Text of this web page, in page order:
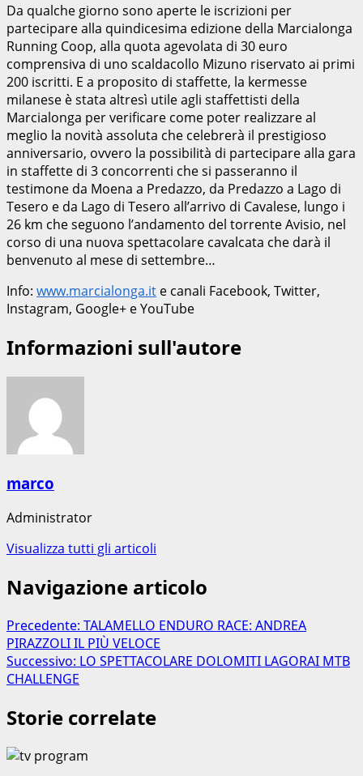
Da qualche giorno sono aperte le iscrizioni per
partecipare alla quindicesima edizione della Marcialonga
Running Coop, alla quota agevolata di 30 euro
comprensiva di uno scaldacollo Mizuno riservato ai primi
200 iscritti. E a proposito di staffette, la kermesse
milanese è stata altresì utile agli staffettisti della
Marcialonga per verificare come poter realizzare al
meglio la novità assoluta che celebrerà il prestigioso
anniversario, ovvero la possibilità di partecipare alla gara
in staffette di 3 concorrenti che si passeranno il
testimone da Moena a Predazzo, da Predazzo a Lago di
Tesero e da Lago di Tesero all’arrivo di Cavalese, lungo i
26 km che seguono l’andamento del torrente Avisio, nel
corso di una nuova spettacolare cavalcata che darà il
benvenuto al mese di settembre…
Info: www.marcialonga.it e canali Facebook, Twitter,
Instagram, Google+ e YouTube
Informazioni sull'autore
marco
Administrator
Visualizza tutti gli articoli
Navigazione articolo
Precedente: TALAMELLO ENDURO RACE: ANDREA
PIRAZZOLI IL PIÙ VELOCE
Successivo: LO SPETTACOLARE DOLOMITI LAGORAI MTB
CHALLENGE
Storie correlate